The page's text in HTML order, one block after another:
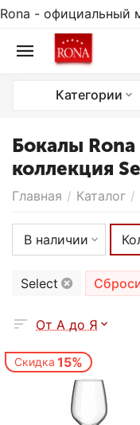
Rona - официальный
Категории
Бокалы
коллекция
Главная / Каталог /
В наличии
Select
От А до Я
Скидка 15%